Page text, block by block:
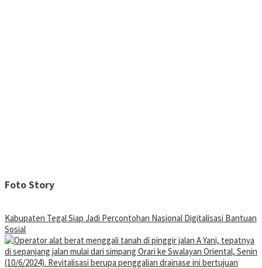
Foto Story
Kabupaten Tegal Siap Jadi Percontohan Nasional Digitalisasi Bantuan
Sosial